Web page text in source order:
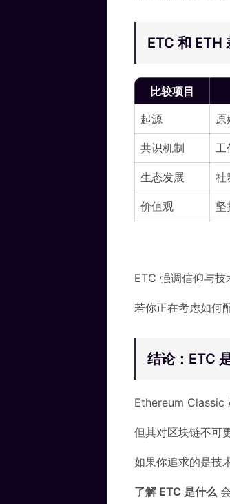
ETC 和 ETH
比较项目
起源
原
共识机制 工
生态发展 社
价值观 坚
ETC 强调信仰与技
若你正在考虑如何
结论：ETC
Ethereum Classic
但其对区块链不可
如果你追求的是技
了解 ETC 是什么